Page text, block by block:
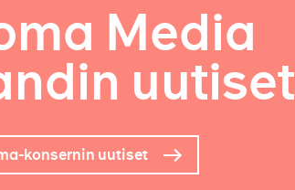
Media
uutiset
konsernin uutiset